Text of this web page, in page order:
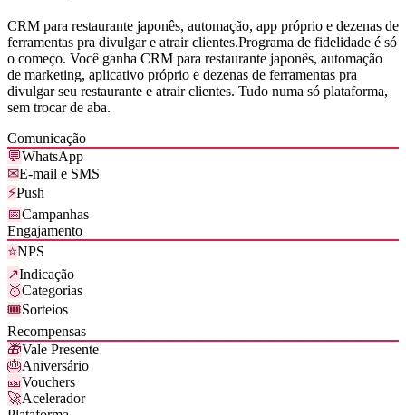
CRM para restaurante japonês, automação, app próprio e dezenas de
ferramentas pra divulgar e atrair clientes.Programa de fidelidade é só
o começo. Você ganha CRM para restaurante japonês, automação
de marketing, aplicativo próprio e dezenas de ferramentas pra
divulgar seu restaurante e atrair clientes. Tudo numa só plataforma,
sem trocar de aba.
Comunicação
💬WhatsApp
✉E-mail e SMS
⚡Push
📅Campanhas
Engajamento
⭐NPS
↗Indicação
🥇Categorias
🎟Sorteios
Recompensas
🎁Vale Presente
🎂Aniversário
🎫Vouchers
🚀Acelerador